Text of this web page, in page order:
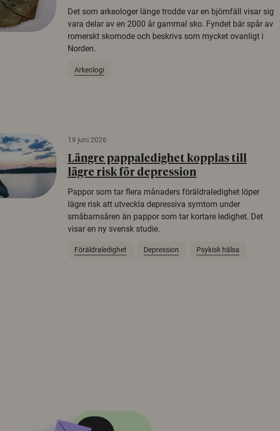
Det som arkeologer länge trodde var en björnfäll visar sig
vara delar av en 2000 år gammal sko. Fyndet bär spår av
romerskt skomode och beskrivs som mycket ovanligt i
Norden.
Arkeologi
19 juni 2026
Längre pappaledighet kopplas till
lägre risk för depression
Pappor som tar flera månaders föräldraledighet löper
lägre risk att utveckla depressiva symtom under
småbarnsåren än pappor som tar kortare ledighet. Det
visar en ny svensk studie.
Föräldraledighet Depression Psykisk hälsa